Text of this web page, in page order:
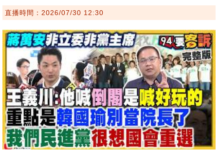
直播時間：2026/07/30 12:30